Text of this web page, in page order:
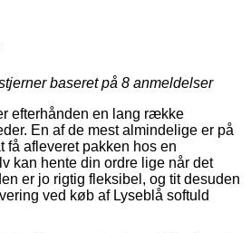
baseret på 8 anmeldelser
efterhånden en lang række
En af de mest almindelige er på
afleveret pakken hos en
kan hente din ordre lige når det
er jo rigtig fleksibel, og tit desuden
ved køb af Lyseblå softuld